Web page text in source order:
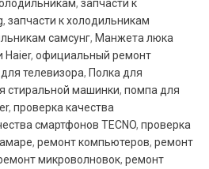
,запчасти к
,запчасти к холодильникам
самсунг,Манжета люка
Haier,официальный ремонт
телевизора,Полка для
стиральной машинки,помпа для
,проверка качества
смартфонов TECNO,проверка
,ремонт компьютеров,ремонт
микроволновок,ремонт